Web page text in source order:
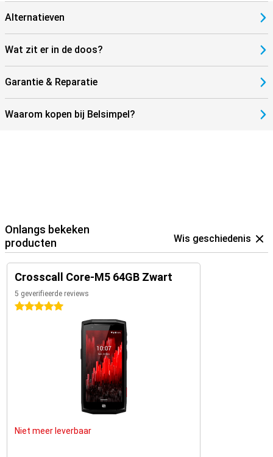
Alternatieven
Wat zit er in de doos?
Garantie & Reparatie
Waarom kopen bij Belsimpel?
Onlangs bekeken
producten
Wis geschiedenis
Crosscall Core-M5 64GB Zwart
5 geverifieerde reviews
5 sterren
Niet meer leverbaar